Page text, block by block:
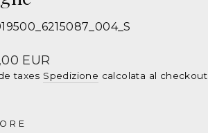
EUR
taxes Spedizione calcolata al checkout.